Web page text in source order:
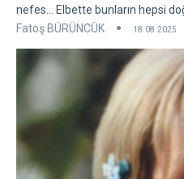
nefes... Elbette bunların hepsi
Fatoş BÜRÜNCÜK
18.08.2025